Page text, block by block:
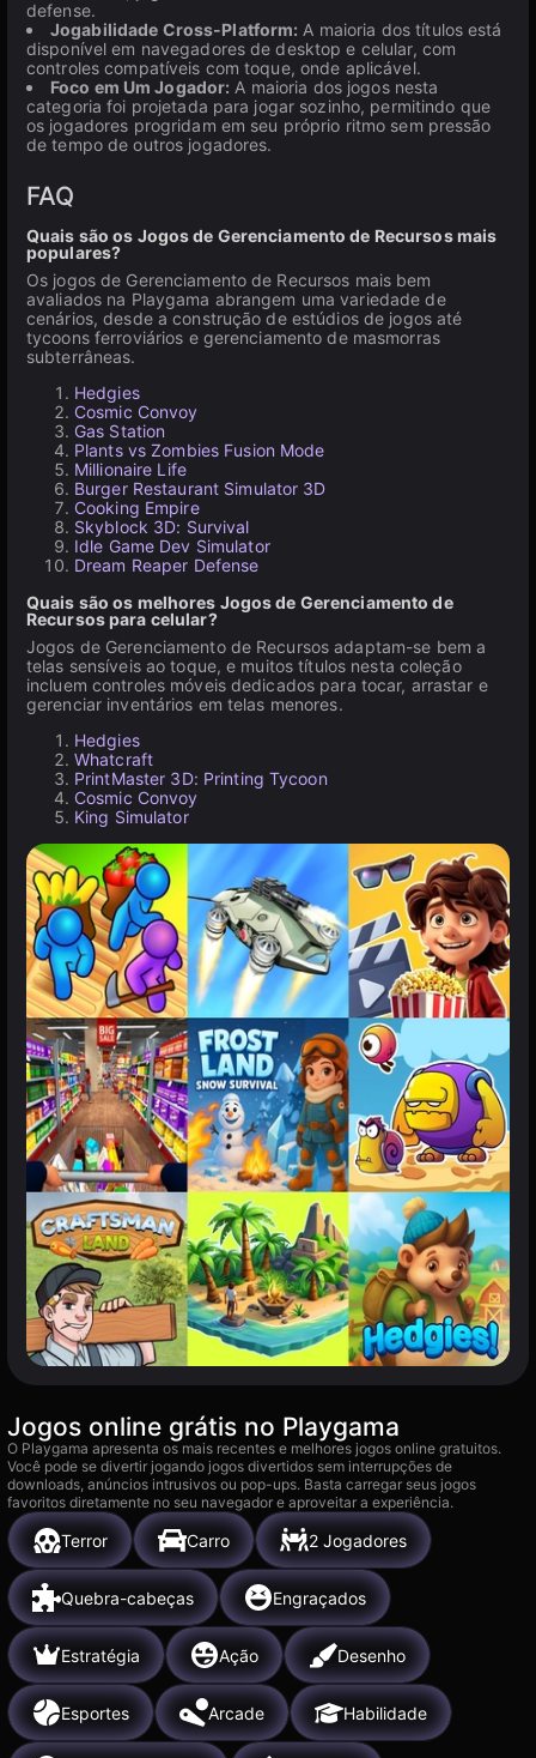
defense.
Jogabilidade Cross-Platform: A maioria dos títulos está
disponível em navegadores de desktop e celular, com
controles compatíveis com toque, onde aplicável.
Foco em Um Jogador: A maioria dos jogos nesta
categoria foi projetada para jogar sozinho, permitindo que
os jogadores progridam em seu próprio ritmo sem pressão
de tempo de outros jogadores.
FAQ
Quais são os Jogos de Gerenciamento de Recursos mais
populares?
Os jogos de Gerenciamento de Recursos mais bem
avaliados na Playgama abrangem uma variedade de
cenários, desde a construção de estúdios de jogos até
tycoons ferroviários e gerenciamento de masmorras
subterrâneas.
Hedgies
Cosmic Convoy
Gas Station
Plants vs Zombies Fusion Mode
Millionaire Life
Burger Restaurant Simulator 3D
Cooking Empire
Skyblock 3D: Survival
Idle Game Dev Simulator
Dream Reaper Defense
Quais são os melhores Jogos de Gerenciamento de
Recursos para celular?
Jogos de Gerenciamento de Recursos adaptam-se bem a
telas sensíveis ao toque, e muitos títulos nesta coleção
incluem controles móveis dedicados para tocar, arrastar e
gerenciar inventários em telas menores.
Hedgies
Whatcraft
PrintMaster 3D: Printing Tycoon
Cosmic Convoy
King Simulator
Jogos online grátis no Playgama
O Playgama apresenta os mais recentes e melhores jogos online gratuitos.
Você pode se divertir jogando jogos divertidos sem interrupções de
downloads, anúncios intrusivos ou pop-ups. Basta carregar seus jogos
favoritos diretamente no seu navegador e aproveitar a experiência.
Terror Carro 2 Jogadores
Quebra-cabeças Engraçados
Estratégia Ação Desenho
Esportes Arcade Habilidade